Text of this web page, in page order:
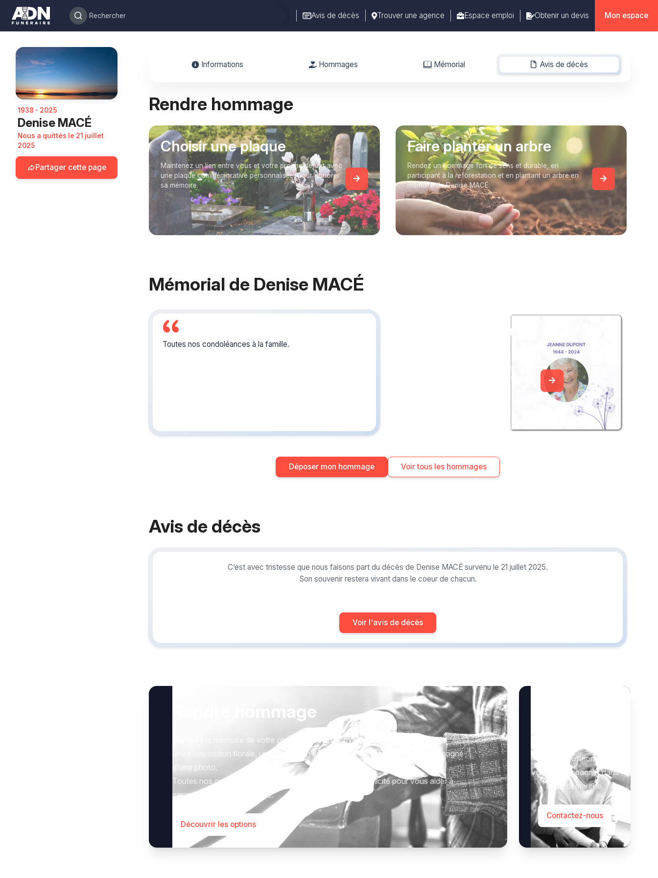
Avis de décès Trouver une agence Espace emploi Obtenir un devis Mon espace
1938 - 2025
Denise MACÉ
Nous a quittés le 21 juillet
2025
Partager cette page
Informations Hommages Mémorial Avis de décès
-
Rendre hommage
Choisir une plaque
Maintenez un lien entre vous et votre proche défunt avec
une plaque commémorative personnalisée, pour honorer
sa mémoire.
Faire planter un arbre
Rendez un hommage fort de sens et durable, en
participant à la reforestation et en plantant un arbre en
mémoire de Denise MACÉ.
Mémorial de Denise MACÉ
Toutes nos condoléances à la famille.
Créez un album
Créez un album collaboratif en réunissant
les hommages à Denise MACÉ, pour vous
Déposer mon hommage Voir tous les hommages
Avis de décès
C’est avec tristesse que nous faisons part du décès de Denise MACÉ survenu le 21 juillet 2025.
Son souvenir restera vivant dans le coeur de chacun.
Voir l'avis de décès
Rendre hommage
Honorez la mémoire de votre proche avec un hommage qui vous ressemble :
une composition florale, une plaque, un arbre, ou encore un message accompagné
d'une photo.
Toutes nos options sont présentées avec respect et simplicité pour vous aider à
marquer le geste qui compte.
Découvrir les options
votre disposition pour
vous accompagner dans
votre démarche.
Contactez-nous